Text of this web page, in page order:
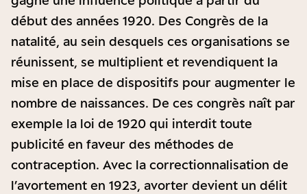
début des années 1920. Des Congrès de la
natalité, au sein desquels ces organisations se
réunissent, se multiplient et revendiquent la
mise en place de dispositifs pour augmenter le
nombre de naissances. De ces congrès naît par
exemple la loi de 1920 qui interdit toute
publicité en faveur des méthodes de
contraception. Avec la correctionnalisation de
l’avortement en 1923, avorter devient un délit